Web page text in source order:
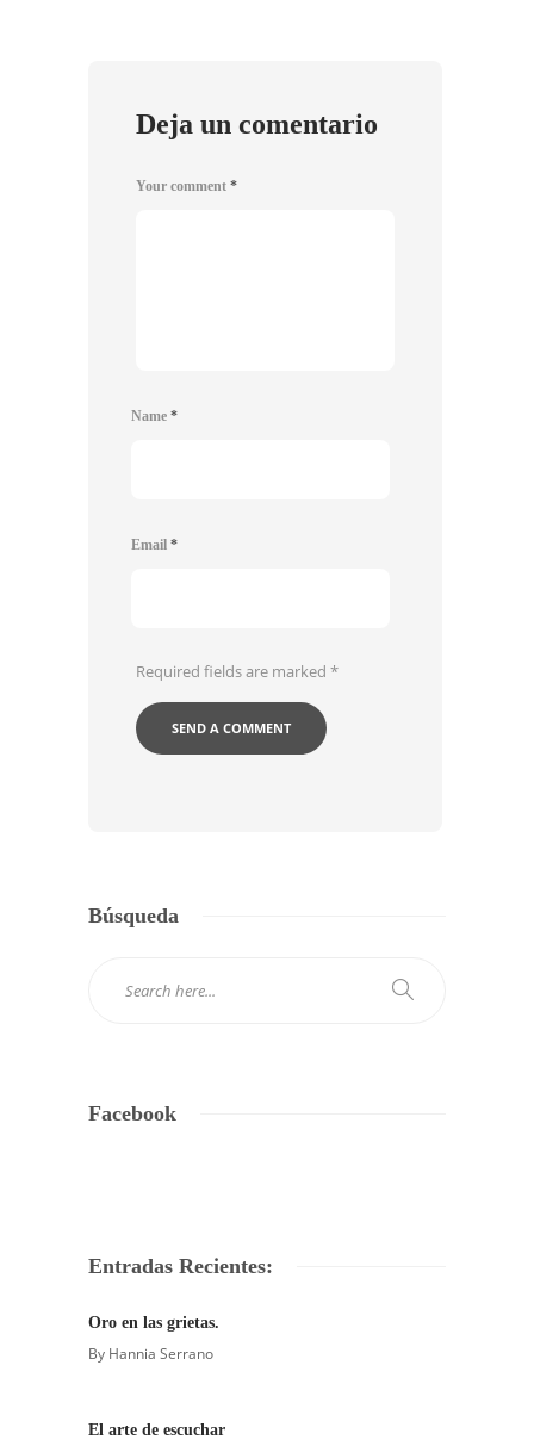
Deja un comentario
Your comment *
Name *
Email *
Required fields are marked *
Búsqueda
Facebook
Entradas Recientes:
Oro en las grietas.
By Hannia Serrano
El arte de escuchar